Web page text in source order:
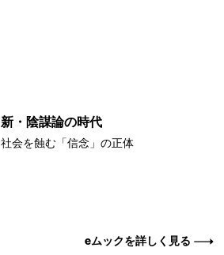
新・陰謀論の時代
社会を蝕む「信念」の正体
eムックを詳しく見る